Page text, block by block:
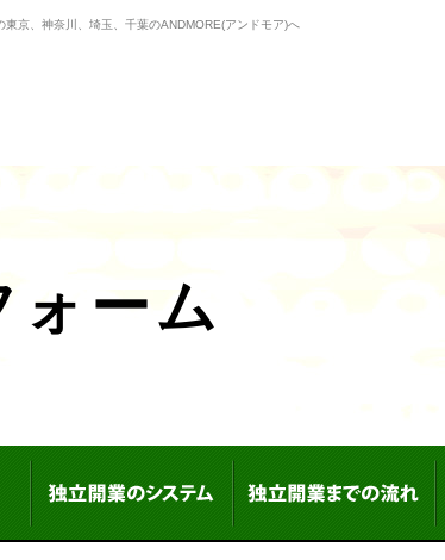
京、神奈川、埼玉、千葉のANDMORE(アンドモア)へ
ォーム